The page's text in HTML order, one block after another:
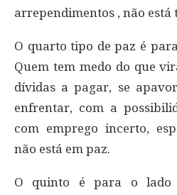
arrependimentos , não está
O quarto tipo de paz é
Quem tem medo do que
dívidas a pagar, se
enfrentar, com a
com emprego incerto,
não está em paz.
O quinto é para o lado